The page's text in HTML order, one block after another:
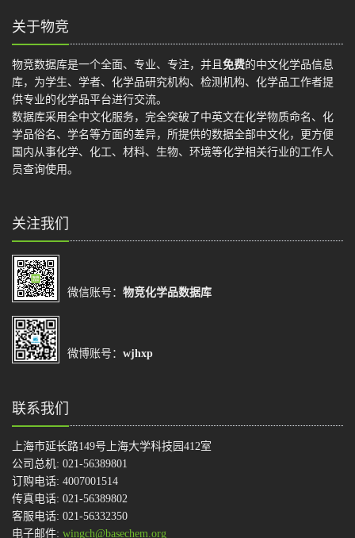
关于物竞
物竞数据库是一个全面、专业、专注，并且 免费的中文化学品信息
库，为学生、学者、化学品研究机构、检测机构、化学品工作者提
供专业的化学品平台进行交流。
数据库采用全中文化服务，完全突破了中英文在化学物质命名、化
学品俗名、学名等方面的差异，所提供的数据全部中文化，更方便
国内从事化学、化工、材料、生物、环境等化学相关行业的工作人
员查询使用。
关注我们
微信账号： 物竞化学品数据库
微博账号： wjhxp
联系我们
上海市延长路149号上海大学科技园412室
公司总机: 021-56389801
订购电话: 4007001514
传真电话: 021-56389802
客服电话: 021-56332350
电子邮件: wingch@basechem.org